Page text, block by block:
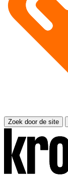
Zoek door de site